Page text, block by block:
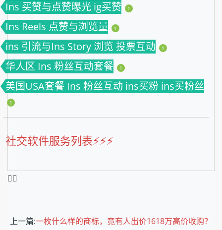
Ins 买赞与点赞曝光 ig买赞 1
Ins Reels 点赞与浏览量 1
ins 引流与Ins Story 浏览 投票互动 1
华人区 Ins 粉丝互动套餐 1
美国USA套餐 Ins 粉丝互动 ins买粉 ins买粉丝
1
社交软件服务列表⚡️⚡️⚡️
❤️‍🔥
上一篇:一枚什么样的商标，竟有人出价1618万高价收购？